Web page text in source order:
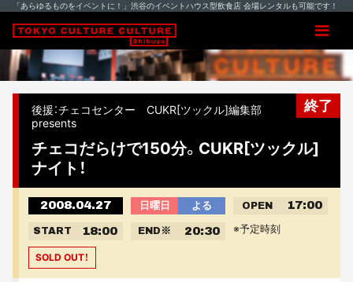
「あらゆるものをイベントに！」渋谷のイベントハウス型飲食店 会場レンタルも可能です！
終了
後援：チェコセンター CUKR[ツックル]編集部
presents
チェコだらけで150分。CUKR[ツックル]
ナイト！
2008.04.27 日曜日 よる OPEN 17:00
START 18:00 END ※ 20:30 ※予定時刻
SOLD OUT！